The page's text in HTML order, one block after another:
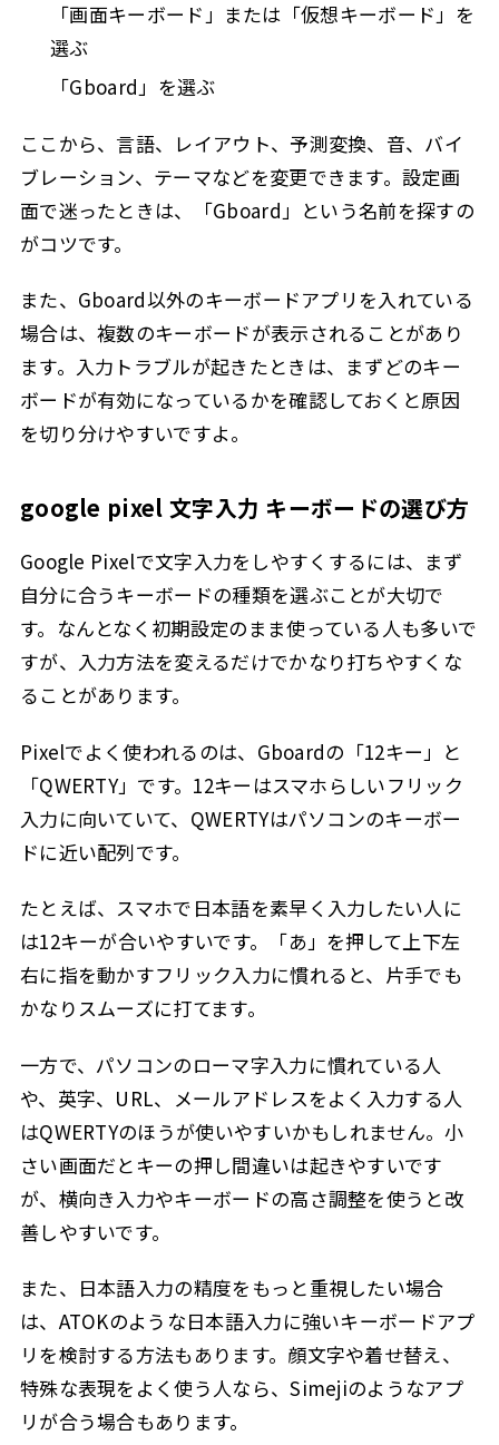
「画面キーボード」または「仮想キーボード」を
選ぶ
「Gboard」を選ぶ
ここから、言語、レイアウト、予測変換、音、バイ
ブレーション、テーマなどを変更できます。設定画
面で迷ったときは、「Gboard」という名前を探すの
がコツです。
また、Gboard以外のキーボードアプリを入れている
場合は、複数のキーボードが表示されることがあり
ます。入力トラブルが起きたときは、まずどのキー
ボードが有効になっているかを確認しておくと原因
を切り分けやすいですよ。
google pixel 文字入力 キーボードの選び方
Google Pixelで文字入力をしやすくするには、まず
自分に合うキーボードの種類を選ぶことが大切で
す。なんとなく初期設定のまま使っている人も多いで
すが、入力方法を変えるだけでかなり打ちやすくな
ることがあります。
Pixelでよく使われるのは、Gboardの「12キー」と
「QWERTY」です。12キーはスマホらしいフリック
入力に向いていて、QWERTYはパソコンのキーボー
ドに近い配列です。
たとえば、スマホで日本語を素早く入力したい人に
は12キーが合いやすいです。「あ」を押して上下左
右に指を動かすフリック入力に慣れると、片手でも
かなりスムーズに打てます。
一方で、パソコンのローマ字入力に慣れている人
や、英字、URL、メールアドレスをよく入力する人
はQWERTYのほうが使いやすいかもしれません。小
さい画面だとキーの押し間違いは起きやすいです
が、横向き入力やキーボードの高さ調整を使うと改
善しやすいです。
また、日本語入力の精度をもっと重視したい場合
は、ATOKのような日本語入力に強いキーボードアプ
リを検討する方法もあります。顔文字や着せ替え、
特殊な表現をよく使う人なら、Simejiのようなアプ
リが合う場合もあります。